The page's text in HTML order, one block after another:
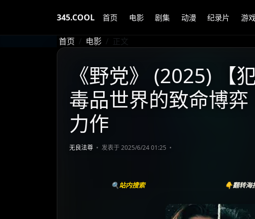
345.COOL 首页 电影 剧集 动漫 纪录片 游
首页 电影 正文
《野党》 (2025) 【
毒品世界的致命博
力作
无良法尊 发表于 2025/6/24 01:25
🔍站内搜索 👇翻转海